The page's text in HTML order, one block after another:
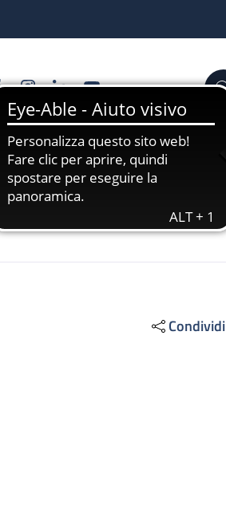
FacebookInstagram
LinkedinYouTube Cerca
Sostienici
Condividi